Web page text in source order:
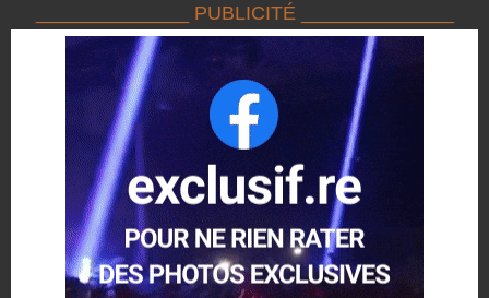
______________ PUBLICITÉ ______________